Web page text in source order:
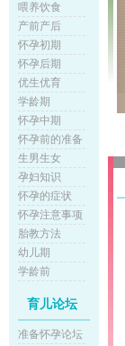
喂养饮食
产前产后
怀孕初期
怀孕后期
优生优育
学龄期
怀孕中期
怀孕前的准备
生男生女
孕妇知识
怀孕的症状
怀孕注意事项
胎教方法
幼儿期
学龄前
育儿论坛
准备怀孕论坛